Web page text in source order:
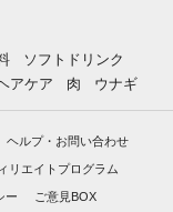
ソフトドリンク
アケア 肉 ウナギ
ヘルプ・お問い合わせ
リエイトプログラム
ー ご意見BOX